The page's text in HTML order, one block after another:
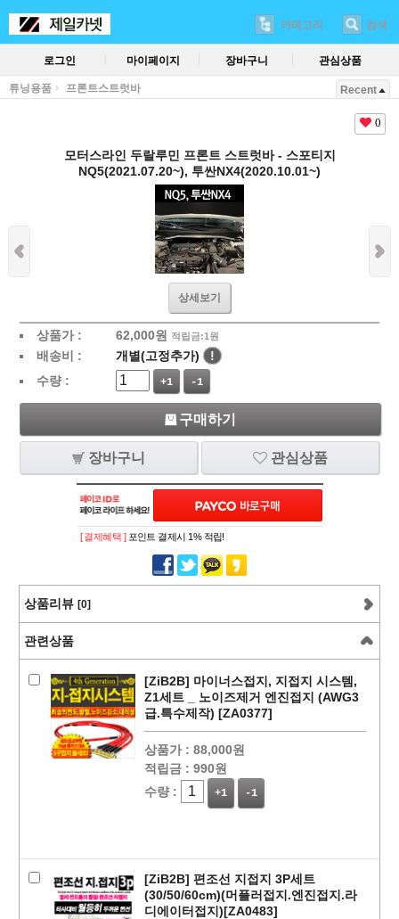
카테고리 검색
로그인 마이페이지 장바구니 관심상품
튜닝용품 프론트스트럿바 Recent
0
모터스라인 두랄루민 프론트 스트럿바 - 스포티지
NQ5(2021.07.20~), 투싼NX4(2020.10.01~)
상세보기
상품가 : 62,000원 적립금:1원
배송비 : 개별(고정추가)
!
수량 :
+1 -1
구매하기
장바구니 관심상품
[ 결제혜택 ] 포인트 결제시 1% 적립!
상품리뷰 [0]
관련상품
[ZiB2B] 마이너스접지, 지접지 시스템,
Z1세트 _ 노이즈제거 엔진접지 (AWG3
급.특수제작) [ZA0377]
상품가 : 88,000원
적립금 : 990원
수량 :
+1 -1
[ZiB2B] 편조선 지접지 3P세트
(30/50/60cm)(머플러접지.엔진접지.라
디에이터접지)[ZA0483]